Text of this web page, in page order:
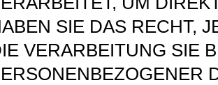
SIE DAS RECHT,
VERARBEITUNG SIE